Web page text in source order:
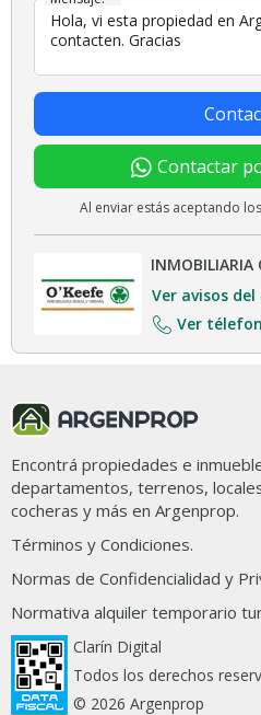
Contactar
Al enviar estás aceptando los
INMOBILIARIA
Ver avisos
Ver
Encontrá propiedades e
departamentos, terrenos,
cocheras y más en Argenprop.
Términos y Condiciones.
Normas de Confidencialidad y
Normativa alquiler temporario
Clarín Digital
Todos los derechos
© 2026 Argenprop